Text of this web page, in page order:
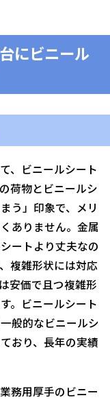
にビニール
、ビニールシート
荷物とビニールシ
う」印象で、メリ
ありません。金属
ートより丈夫なの
複雑形状には対応
安価で且つ複雑形
。ビニールシート
般的なビニールシ
おり、長年の実績
務用厚手のビニー